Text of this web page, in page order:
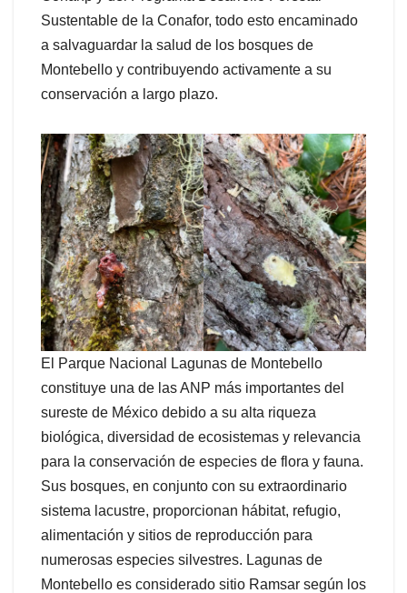
Sustentable de la Conafor, todo esto encaminado
a salvaguardar la salud de los bosques de
Montebello y contribuyendo activamente a su
conservación a largo plazo.
El Parque Nacional Lagunas de Montebello
constituye una de las ANP más importantes del
sureste de México debido a su alta riqueza
biológica, diversidad de ecosistemas y relevancia
para la conservación de especies de flora y fauna.
Sus bosques, en conjunto con su extraordinario
sistema lacustre, proporcionan hábitat, refugio,
alimentación y sitios de reproducción para
numerosas especies silvestres. Lagunas de
Montebello es considerado sitio Ramsar según los